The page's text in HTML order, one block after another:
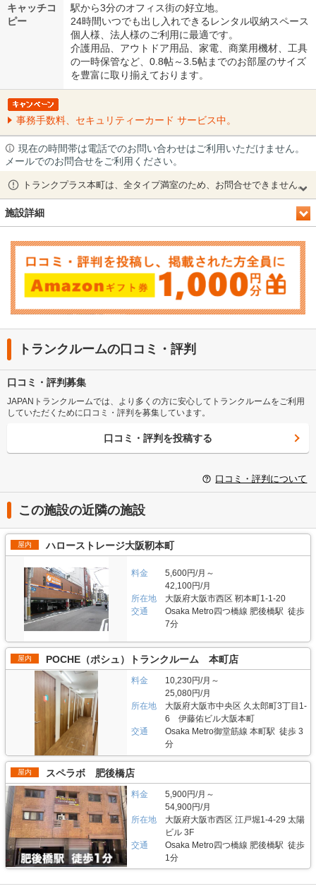
キャッチコ
ピー
駅から3分のオフィス街の好立地。
24時間いつでも出し入れできるレンタル収納スペース
個人様、法人様のご利用に最適です。
介護用品、アウトドア用品、家電、商業用機材、工具
の一時保管など、0.8帖～3.5帖までのお部屋のサイズ
を豊富に取り揃えております。
事務手数料、セキュリティーカード サービス中。
現在の時間帯は電話でのお問い合わせはご利用いただけません。
メールでのお問合せをご利用ください。
トランクプラス本町は、全タイプ満室のため、お問合せできません。
施設詳細
トランクルームの口コミ・評判
口コミ・評判募集
JAPANトランクルームでは、より多くの方に安心してトランクルームをご利用
していただくために口コミ・評判を募集しています。
口コミ・評判を投稿する
口コミ・評判について
この施設の近隣の施設
屋内 ハローストレージ大阪靭本町
料金
5,600円/月～
42,100円/月
所在地
大阪府大阪市西区 靭本町1-1-20
交通
Osaka Metro四つ橋線 肥後橋駅 徒歩
7分
屋内 POCHE（ポシュ）トランクルーム 本町店
料金
10,230円/月～
25,080円/月
所在地
大阪府大阪市中央区 久太郎町3丁目1-
6 伊藤佑ビル大阪本町
交通
Osaka Metro御堂筋線 本町駅 徒歩 3
分
屋内 スペラボ 肥後橋店
料金
5,900円/月～
54,900円/月
所在地
大阪府大阪市西区 江戸堀1-4-29 太陽
ビル 3F
交通
Osaka Metro四つ橋線 肥後橋駅 徒歩
1分